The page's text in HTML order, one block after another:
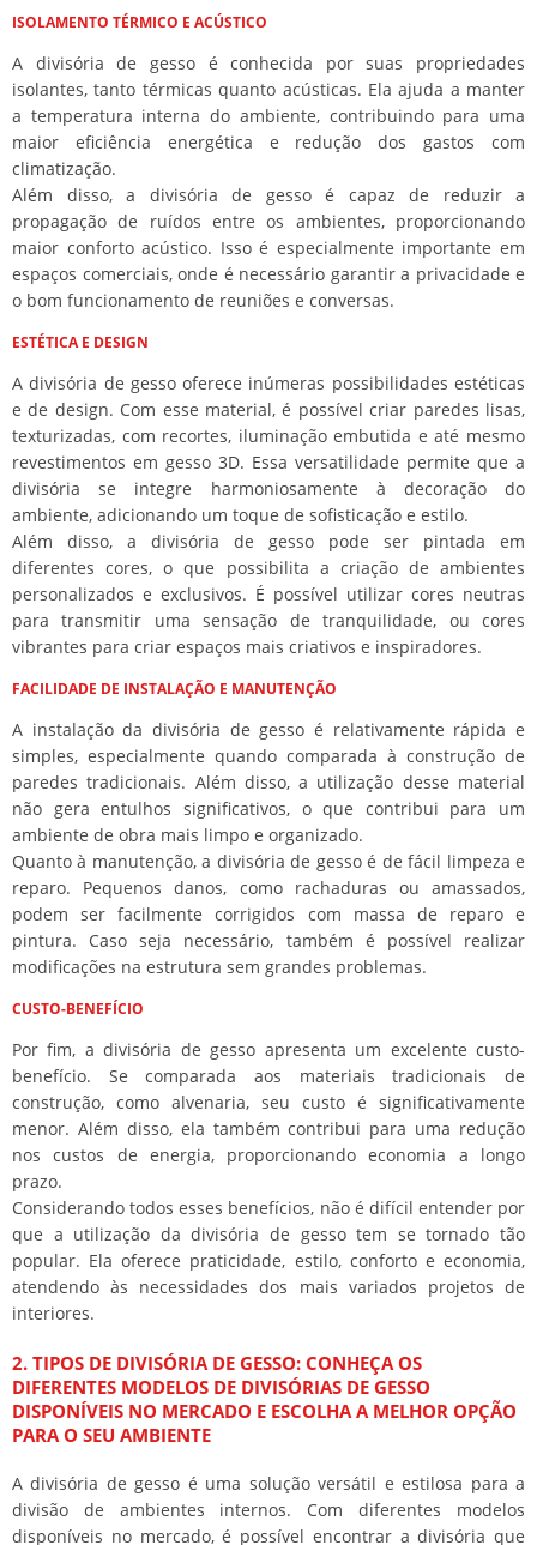
ISOLAMENTO TÉRMICO E ACÚSTICO
A divisória de gesso é conhecida por suas propriedades
isolantes, tanto térmicas quanto acústicas. Ela ajuda a manter
a temperatura interna do ambiente, contribuindo para uma
maior eficiência energética e redução dos gastos com
climatização.
Além disso, a divisória de gesso é capaz de reduzir a
propagação de ruídos entre os ambientes, proporcionando
maior conforto acústico. Isso é especialmente importante em
espaços comerciais, onde é necessário garantir a privacidade e
o bom funcionamento de reuniões e conversas.
ESTÉTICA E DESIGN
A divisória de gesso oferece inúmeras possibilidades estéticas
e de design. Com esse material, é possível criar paredes lisas,
texturizadas, com recortes, iluminação embutida e até mesmo
revestimentos em gesso 3D. Essa versatilidade permite que a
divisória se integre harmoniosamente à decoração do
ambiente, adicionando um toque de sofisticação e estilo.
Além disso, a divisória de gesso pode ser pintada em
diferentes cores, o que possibilita a criação de ambientes
personalizados e exclusivos. É possível utilizar cores neutras
para transmitir uma sensação de tranquilidade, ou cores
vibrantes para criar espaços mais criativos e inspiradores.
FACILIDADE DE INSTALAÇÃO E MANUTENÇÃO
A instalação da divisória de gesso é relativamente rápida e
simples, especialmente quando comparada à construção de
paredes tradicionais. Além disso, a utilização desse material
não gera entulhos significativos, o que contribui para um
ambiente de obra mais limpo e organizado.
Quanto à manutenção, a divisória de gesso é de fácil limpeza e
reparo. Pequenos danos, como rachaduras ou amassados,
podem ser facilmente corrigidos com massa de reparo e
pintura. Caso seja necessário, também é possível realizar
modificações na estrutura sem grandes problemas.
CUSTO-BENEFÍCIO
Por fim, a divisória de gesso apresenta um excelente custo-
benefício. Se comparada aos materiais tradicionais de
construção, como alvenaria, seu custo é significativamente
menor. Além disso, ela também contribui para uma redução
nos custos de energia, proporcionando economia a longo
prazo.
Considerando todos esses benefícios, não é difícil entender por
que a utilização da divisória de gesso tem se tornado tão
popular. Ela oferece praticidade, estilo, conforto e economia,
atendendo às necessidades dos mais variados projetos de
interiores.
2. TIPOS DE DIVISÓRIA DE GESSO: CONHEÇA OS
DIFERENTES MODELOS DE DIVISÓRIAS DE GESSO
DISPONÍVEIS NO MERCADO E ESCOLHA A MELHOR OPÇÃO
PARA O SEU AMBIENTE
A divisória de gesso é uma solução versátil e estilosa para a
divisão de ambientes internos. Com diferentes modelos
disponíveis no mercado, é possível encontrar a divisória que